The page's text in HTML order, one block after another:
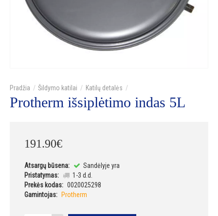
Šildymo katilai Katilų detalės
Protherm išsiplėtimo indas 5L
191.90€
Atsargų būsena:
Sandėlyje yra
Pristatymas:
1-3 d.d.
Prekės kodas: 0020025298
Gamintojas:
Protherm